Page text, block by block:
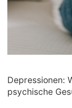
Depressionen:
psychische